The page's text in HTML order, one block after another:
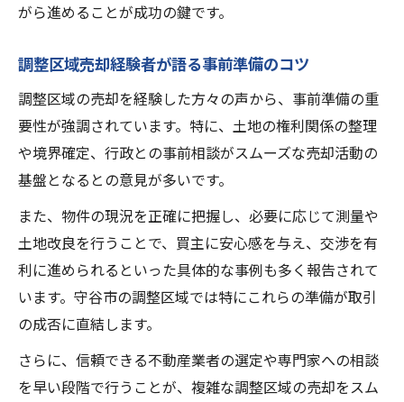
がら進めることが成功の鍵です。
調整区域売却経験者が語る事前準備のコツ
調整区域の売却を経験した方々の声から、事前準備の重
要性が強調されています。特に、土地の権利関係の整理
や境界確定、行政との事前相談がスムーズな売却活動の
基盤となるとの意見が多いです。
また、物件の現況を正確に把握し、必要に応じて測量や
土地改良を行うことで、買主に安心感を与え、交渉を有
利に進められるといった具体的な事例も多く報告されて
います。守谷市の調整区域では特にこれらの準備が取引
の成否に直結します。
さらに、信頼できる不動産業者の選定や専門家への相談
を早い段階で行うことが、複雑な調整区域の売却をスム